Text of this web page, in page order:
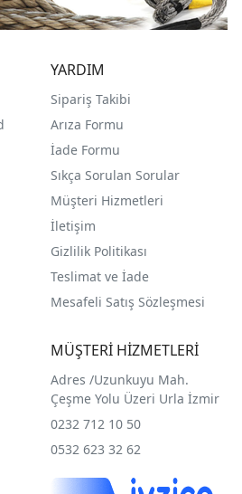
YARDIM
Sipariş Takibi
Arıza Formu
İade Formu
Sıkça Sorulan Sorular
Müşteri Hizmetleri
İletişim
Gizlilik Politikası
Teslimat ve İade
Mesafeli Satış Sözleşmesi
MÜŞTERİ HİZMETLERİ
Adres /Uzunkuyu Mah.
Çeşme Yolu Üzeri Urla İzmir
0232 712 10 50
0532 623 32 62